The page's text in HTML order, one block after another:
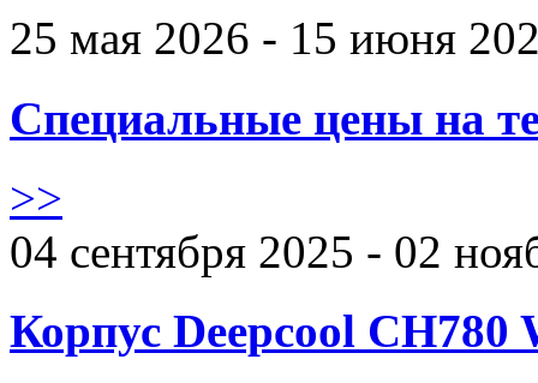
25 мая 2026 - 15 июня
Специальные цены на
>>
04 сентября 2025 - 02
Корпус Deepcool CH780